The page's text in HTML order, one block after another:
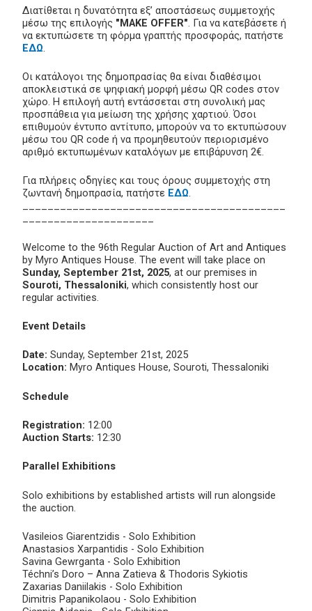
Διατίθεται η δυνατότητα εξ’ αποστάσεως συμμετοχής
μέσω της επιλογής "MAKE OFFER" . Για να κατεβάσετε ή
να εκτυπώσετε τη φόρμα γραπτής προσφοράς, πατήστε
ΕΔΩ
Οι κατάλογοι της δημοπρασίας θα είναι διαθέσιμοι
αποκλειστικά σε ψηφιακή μορφή μέσω QR codes στον
χώρο. Η επιλογή αυτή εντάσσεται στη συνολική μας
προσπάθεια για μείωση της χρήσης χαρτιού. Όσοι
επιθυμούν έντυπο αντίτυπο, μπορούν να το εκτυπώσουν
μέσω του QR code ή να προμηθευτούν περιορισμένο
αριθμό εκτυπωμένων καταλόγων με επιβάρυνση 2€.
Για πλήρεις οδηγίες και τους όρους συμμετοχής στη
ζωντανή δημοπρασία, πατήστε ΕΔΩ.
Welcome to the 96th Regular Auction of Art and Antiques
by Myro Antiques House. The event will take place on
Sunday, September 21st, 2025, at our premises in
Souroti, Thessaloniki, which consistently host our
regular activities.
Event Details
Date: Sunday, September 21st, 2025
Location: Myro Antiques House, Souroti, Thessaloniki
Schedule
Registration: 12:00
Auction Starts: 12:30
Parallel Exhibitions
Solo exhibitions by established artists will run alongside
the auction.
Vasileios Giarentzidis - Solo Exhibition
Anastasios Xarpantidis - Solo Exhibition
Savina Gewrganta - Solo Exhibition
Téchni’s Doro – Anna Zatieva & Thodoris Sykiotis
Zaxarias Daniilakis - Solo Exhibition
Dimitris Papanikolaou - Solo Exhibition